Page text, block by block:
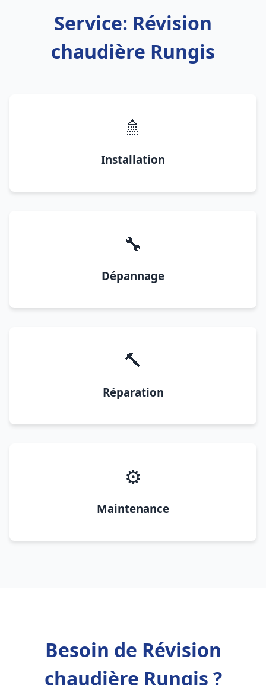
Service: Révision
chaudière Rungis
🚿
Installation
🔧
Dépannage
🔨
Réparation
⚙️
Maintenance
Besoin de Révision
chaudière Rungis ?